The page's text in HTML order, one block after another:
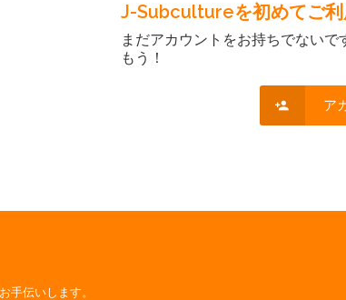
J-Subcultureを初めてご利
まだアカウントをお持ちでない
もう！
ア
手伝いします。